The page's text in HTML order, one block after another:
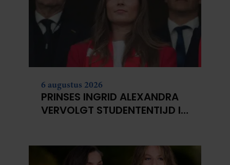
6 augustus 2026
PRINSES INGRID ALEXANDRA
VERVOLGT STUDENTENTIJD IN